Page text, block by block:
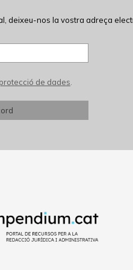
deixeu-nos la vostra adreça
de dades